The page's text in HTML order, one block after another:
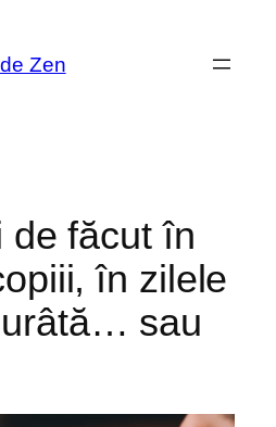
Zen
de făcut în
în zilele
sau